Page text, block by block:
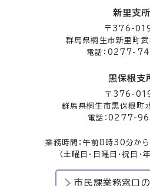
新里支所
〒376-
群馬県桐生市新里町
電話：0277-
黒保根支
〒376-
群馬県桐生市黒保根町
電話：0277-
業務時間：午前8時30分か
（土曜日・日曜日・祝日・
市民課業務窓口